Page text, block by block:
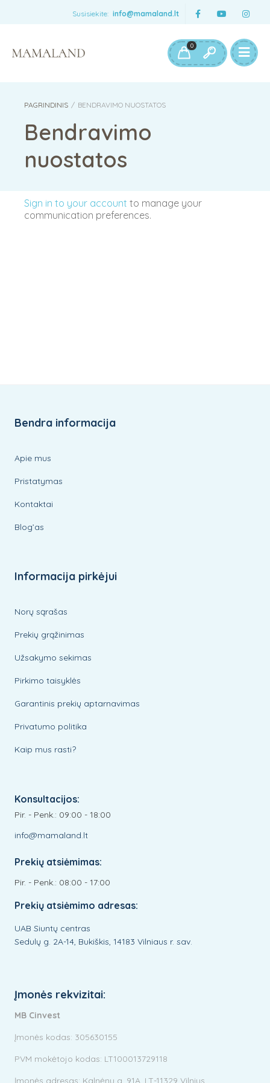
Susisiekite: info@mamaland.lt
0
PAGRINDINIS / BENDRAVIMO NUOSTATOS
Bendravimo
nuostatos
Sign in to your account to manage your
communication preferences.
Bendra informacija
Apie mus
Pristatymas
Kontaktai
Blog’as
Informacija pirkėjui
Norų sąrašas
Prekių grąžinimas
Užsakymo sekimas
Pirkimo taisyklės
Garantinis prekių aptarnavimas
Privatumo politika
Kaip mus rasti?
Konsultacijos:
Pir. - Penk.: 09:00 - 18:00
info@mamaland.lt
Prekių atsiėmimas:
Pir. - Penk.: 08:00 - 17:00
Prekių atsiėmimo adresas:
UAB Siuntų centras
Sedulų g. 2A-14, Bukiškis, 14183 Vilniaus r. sav.
Įmonės rekvizitai:
MB Cinvest
Įmonės kodas: 305630155
PVM mokėtojo kodas: LT100013729118
Įmonės adresas: Kalnėnų g. 91A, LT-11329 Vilnius